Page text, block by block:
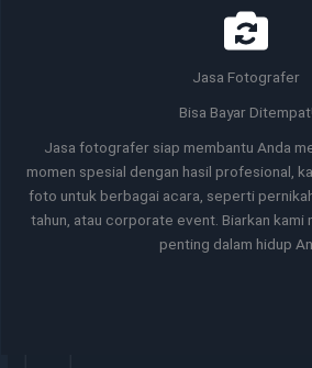
Jasa Fotografer
Bisa Bayar Ditempat!
Jasa fotografer siap membantu Anda
momen spesial dengan hasil profesional,
foto untuk berbagai acara, seperti
tahun, atau corporate event. Biarkan kami
penting dalam hidup